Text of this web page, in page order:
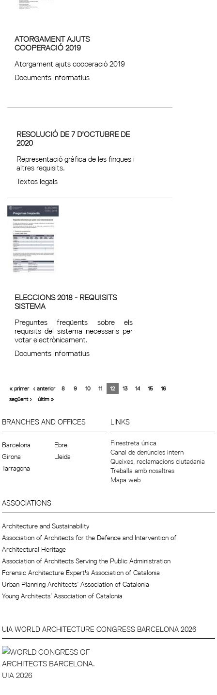
ATORGAMENT AJUTS
COOPERACIÓ 2019
Atorgament ajuts cooperació 2019
Documents informatius
RESOLUCIÓ DE 7 D’OCTUBRE DE
2020
Representació gràfica de les finques i
altres requisits.
Textos legals
ELECCIONS 2018 - REQUISITS
SISTEMA
Preguntes freqüents sobre els
requisits del sistema necessaris per
votar electrònicament.
Documents informatius
« primer ‹ anterior 8 9 10 11 12 13 14 15
16
següent ›
últim »
BRANCHES AND OFFICES
Barcelona
Ebre
Girona
Lleida
Tarragona
LINKS
Finestreta única
Canal de denúncies intern
Queixes, reclamacions ciutadania
Treballa amb nosaltres
Mapa web
ASSOCIATIONS
Architecture and Sustainability
Association of Architects for the Defence and Intervention of
Architectural Heritage
Association of Architects Serving the Public Administration
Forensic Architecture Expert's Association of Catalonia
Urban Planning Architects’ Association of Catalonia
Young Architects’ Association of Catalonia
UIA WORLD ARCHITECTURE CONGRESS BARCELONA 2026